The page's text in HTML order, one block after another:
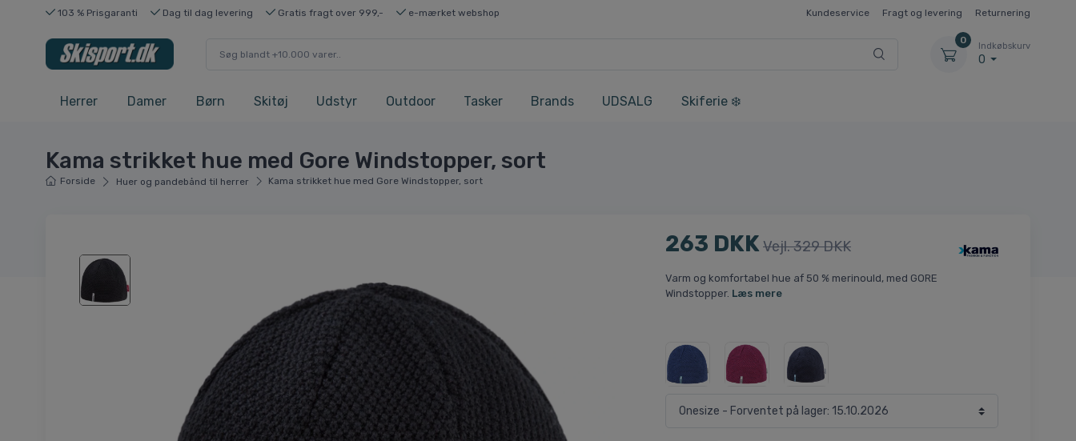
103 % Prisgaranti Dag til dag levering Gratis fragt over 999,- e-mærket webshop Kundeservice Fragt og levering Returnering
0
Indkøbskurv
0
Herrer Damer Børn Skitøj Udstyr Outdoor Tasker Brands UDSALG Skiferie ❄️
Kama strikket hue med Gore Windstopper, sort
Forside Huer og pandebånd til herrer Kama strikket hue med Gore Windstopper, sort
263 DKK Vejl. 329 DKK
Varm og komfortabel hue af 50 % merinould, med GORE
Windstopper. Læs mere